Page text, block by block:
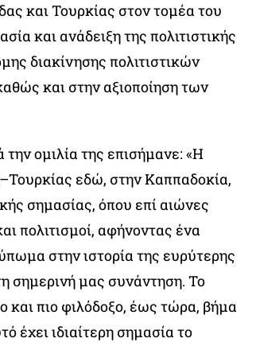
και Τουρκίας στον τομέα του
και ανάδειξη της πολιτιστικής
διακίνησης πολιτιστικών
και στην αξιοποίηση των
ομιλία της επισήμανε: «Η
εδώ, στην Καππαδοκία,
σημασίας, όπου επί αιώνες
πολιτισμοί, αφήνοντας ένα
στην ιστορία της ευρύτερης
σημερινή μας συνάντηση. Το
και πιο φιλόδοξο, έως τώρα, βήμα
έχει ιδιαίτερη σημασία το